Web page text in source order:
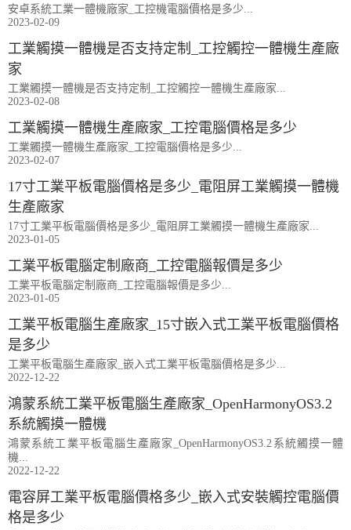
安卓系統工業一體機廠家_工控機電腦價格是多少...
2023-02-09
工業觸摸一體機是否支持定制_工控觸控一體機生產廠
家
工業觸摸一體機是否支持定制_工控觸控一體機生產廠家...
2023-02-08
工業觸摸一體機生產廠家_工控電腦價格是多少
工業觸摸一體機生產廠家_工控電腦價格是多少...
2023-02-07
17寸工業平板電腦價格是多少_電阻屏工業觸摸一體機
生產廠家
17寸工業平板電腦價格是多少_電阻屏工業觸摸一體機生產廠家...
2023-01-05
工業平板電腦定制廠商_工控電腦報價是多少
工業平板電腦定制廠商_工控電腦報價是多少...
2023-01-05
工業平板電腦生產廠家_15寸嵌入式工業平板電腦價格
是多少
工業平板電腦生產廠家_嵌入式工業平板電腦價格是多少...
2022-12-22
鴻蒙系統工業平板電腦生產廠家_OpenHarmonyOS3.2
系統觸摸一體機
鴻蒙系統工業平板電腦生產廠家_OpenHarmonyOS3.2系統觸摸一體
機...
2022-12-22
電容屏工業平板電腦價格多少_嵌入式安裝觸控電腦價
格是多少